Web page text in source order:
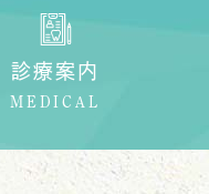
診療案内
MEDICAL